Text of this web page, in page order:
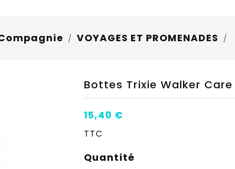
VOYAGES ET PROMENADES
Bottes Trixie Walker
15,40 €
TTC
Quantité